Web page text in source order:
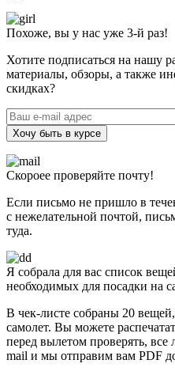
Похоже, вы у нас уже 3-й раз!
Хотите подписаться на нашу
материалы, обзоры, а также
скидках?
Хочу быть в курсе
Скороее проверяйте почту!
Если письмо не пришло в
с нежелательной почтой,
туда.
Я собрала для вас список
необходимых для посадки на
В чек-листе собраны 20
самолет. Вы можете
перед вылетом проверять, все
mail и мы отправим вам PDF